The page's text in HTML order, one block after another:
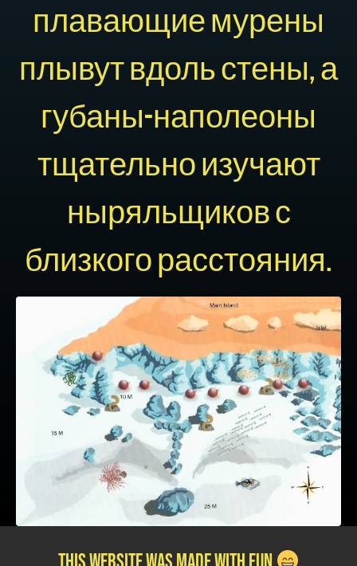
плавающие мурены
плывут вдоль стены, а
губаны-наполеоны
тщательно изучают
ныряльщиков с
близкого расстояния.